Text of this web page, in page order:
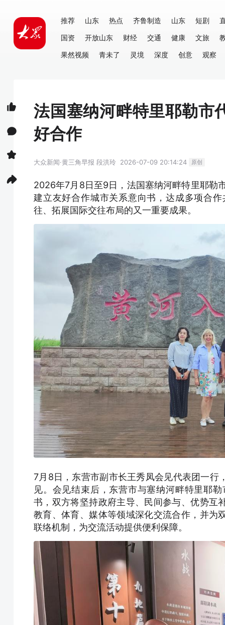
推荐 山东 热点 齐鲁制造 山东 短剧
国资
开放山东 财经 交通 健康 文旅
果然视频
青未了 灵境 深度 创意 观察
法国塞纳河畔特里耶勒市
好合作
大众新闻·黄三角早报 段洪玲 2026-07-09 20:14:24 原创
2026年7月8日至9日，法国塞纳河畔特里耶勒
建立友好合作城市关系意向书，达成多项合
往、拓展国际交往布局的又一重要成果。
7月8日，东营市副市长王秀凤会见代表团一行
见。会见结束后，东营市与塞纳河畔特里耶
书，双方将坚持政府主导、民间参与、优势互
教育、体育、媒体等领域深化交流合作，并为
联络机制，为交流活动提供便利保障。